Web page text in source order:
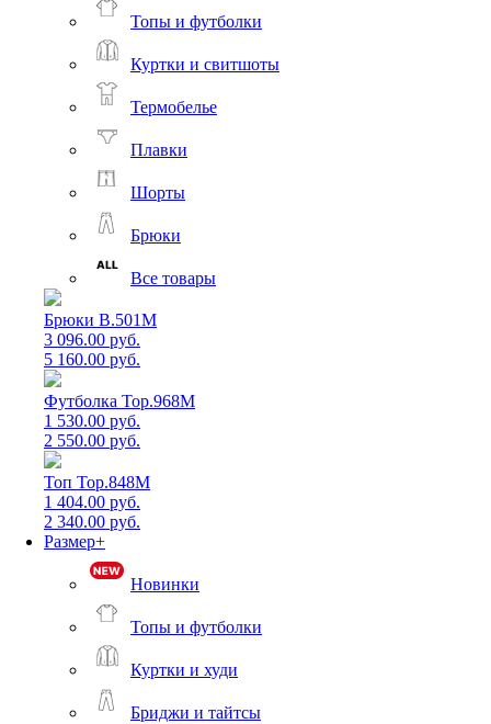
Топы и футболки
Куртки и свитшоты
Термобелье
Плавки
Шорты
Брюки
Все товары
Брюки B.501M
3 096.00 руб.
5 160.00 руб.
Футболка Top.968M
1 530.00 руб.
2 550.00 руб.
Топ Top.848M
1 404.00 руб.
2 340.00 руб.
Размер+
Новинки
Топы и футболки
Куртки и худи
Бриджи и тайтсы